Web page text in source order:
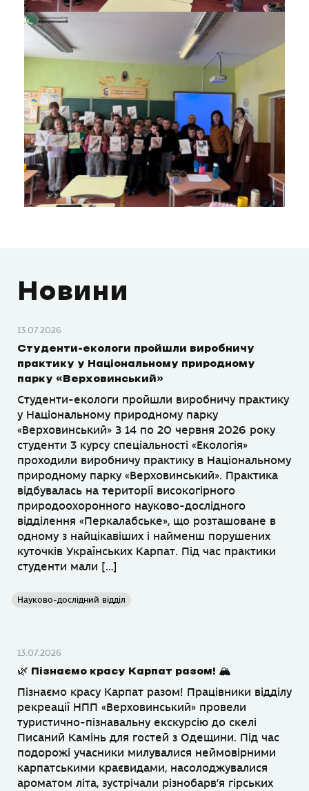
Новини
13.07.2026
Студенти-екологи пройшли виробничу
практику у Національному природному
парку «Верховинський»
Студенти-екологи пройшли виробничу практику
у Національному природному парку
«Верховинський» З 14 по 20 червня 2026 року
студенти 3 курсу спеціальності «Екологія»
проходили виробничу практику в Національному
природному парку «Верховинський». Практика
відбувалась на території високогірного
природоохоронного науково-дослідного
відділення «Перкалабське», що розташоване в
одному з найцікавіших і найменш порушених
куточків Українських Карпат. Під час практики
студенти мали […]
Науково-дослідний відділ
13.07.2026
🌿 Пізнаємо красу Карпат разом! 🏔
Пізнаємо красу Карпат разом! Працівники відділу
рекреації НПП «Верховинський» провели
туристично-пізнавальну екскурсію до скелі
Писаний Камінь для гостей з Одещини. Під час
подорожі учасники милувалися неймовірними
карпатськими краєвидами, насолоджувалися
ароматом літа, зустрічали різнобарв’я гірських